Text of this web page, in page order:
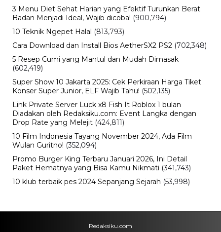
3 Menu Diet Sehat Harian yang Efektif Turunkan Berat
Badan Menjadi Ideal, Wajib dicoba! (900,794)
10 Teknik Ngepet Halal (813,793)
Cara Download dan Install Bios AetherSX2 PS2 (702,348)
5 Resep Cumi yang Mantul dan Mudah Dimasak
(602,419)
Super Show 10 Jakarta 2025: Cek Perkiraan Harga Tiket
Konser Super Junior, ELF Wajib Tahu! (502,135)
Link Private Server Luck x8 Fish It Roblox 1 bulan
Diadakan oleh Redaksiku.com: Event Langka dengan
Drop Rate yang Melejit (424,811)
10 Film Indonesia Tayang November 2024, Ada Film
Wulan Guritno! (352,094)
Promo Burger King Terbaru Januari 2026, Ini Detail
Paket Hematnya yang Bisa Kamu Nikmati (341,743)
10 klub terbaik pes 2024 Sepanjang Sejarah (53,998)
Redaksiku.com